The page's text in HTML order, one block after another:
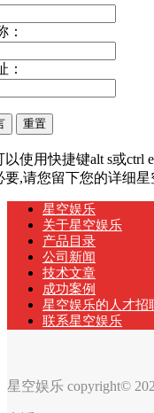
：
：
以使用快捷键alt s或ctrl
要,请您留下您的详细
星空娱乐
关于星空娱乐
产品目录
公司新闻
技术文章
成功案例
星空娱乐的人才招
联系星空娱乐
星空娱乐 copyright©